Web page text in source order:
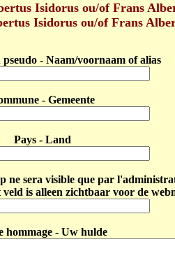
Isidorus ou/of Frans
Isidorus ou/of Frans
- Naam/voornaam of alias
- Gemeente
Pays - Land
ne sera visible que par
is alleen zichtbaar voor de
hommage - Uw hulde